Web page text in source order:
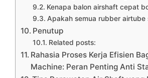
Kenapa balon airshaft cepat
Apakah semua rubber airtube
Penutup
Related posts:
Rahasia Proses Kerja Efisien
Machine: Peran Penting Anti